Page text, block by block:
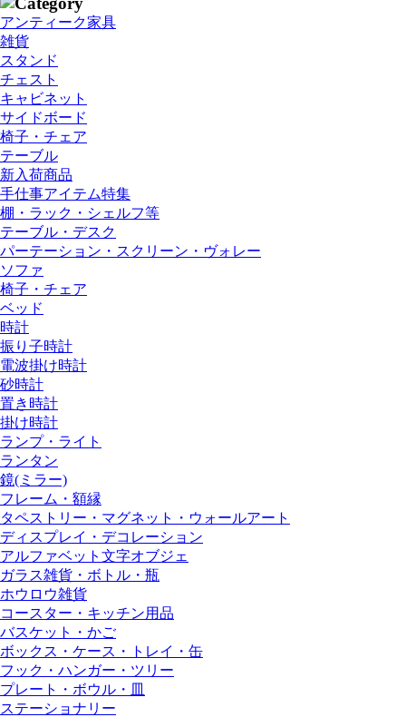
アンティーク家具
雑貨
スタンド
チェスト
キャビネット
サイドボード
椅子・チェア
テーブル
新入荷商品
手仕事アイテム特集
棚・ラック・シェルフ等
テーブル・デスク
パーテーション・スクリーン・ヴォレー
ソファ
椅子・チェア
ベッド
時計
振り子時計
電波掛け時計
砂時計
置き時計
掛け時計
ランプ・ライト
ランタン
鏡(ミラー)
フレーム・額縁
タペストリー・マグネット・ウォールアート
ディスプレイ・デコレーション
アルファベット文字オブジェ
ガラス雑貨・ボトル・瓶
ホウロウ雑貨
コースター・キッチン用品
バスケット・かご
ボックス・ケース・トレイ・缶
フック・ハンガー・ツリー
プレート・ボウル・皿
ステーショナリー